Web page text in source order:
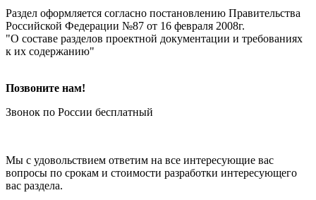
Раздел оформляется согласно постановлению Правительства
Российской Федерации №87 от 16 февраля 2008г.
"О составе разделов проектной документации и требованиях
к их содержанию"
Позвоните нам!
Звонок по России бесплатный
Мы с удовольствием ответим на все интересующие вас
вопросы по срокам и стоимости разработки интересующего
вас раздела.